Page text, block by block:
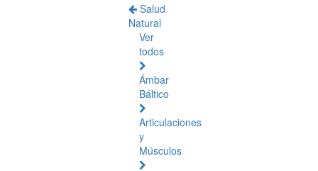
Salud
Natural
Ver
todos
Ámbar
Báltico
Articulaciones
y
Músculos